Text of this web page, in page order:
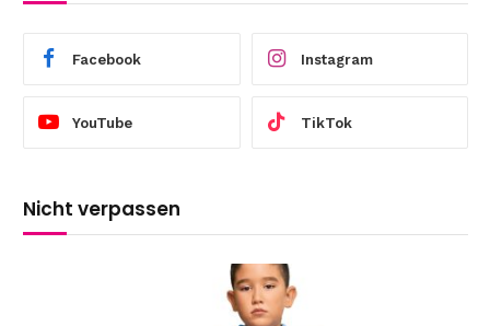
Facebook Instagram
YouTube TikTok
Nicht verpassen